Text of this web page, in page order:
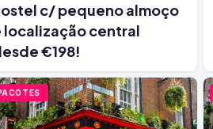
c/ pequeno almoço
localização central
€198!